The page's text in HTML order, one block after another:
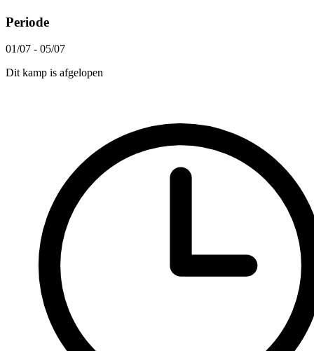
Periode
01/07 - 05/07
Dit kamp is afgelopen